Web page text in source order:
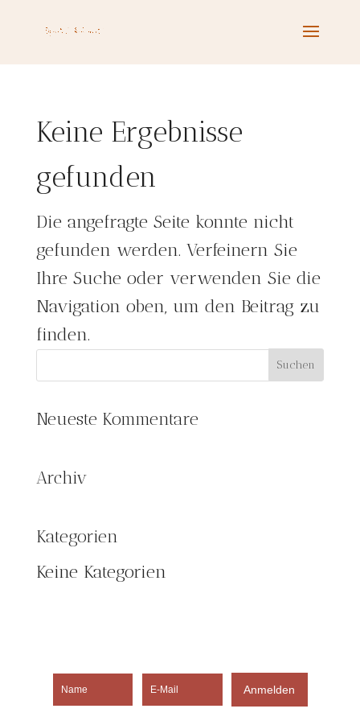
Keine Ergebnisse
gefunden
Die angefragte Seite konnte nicht
gefunden werden. Verfeinern Sie
Ihre Suche oder verwenden Sie die
Navigation oben, um den Beitrag zu
finden.
Neueste Kommentare
Archiv
Kategorien
Keine Kategorien
Anmelden